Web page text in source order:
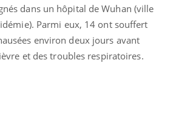
dans un hôpital de Wuhan (ville
Parmi eux, 14 ont souffert
environ deux jours avant
et des troubles respiratoires.